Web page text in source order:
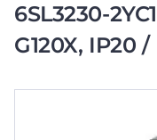
6SL3230-
G120X, IP20